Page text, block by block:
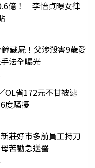
億！ 李怡貞曝女律
藏屍！父涉殺害9歲愛
法全曝光
OL省172元不甘被逮
度騷擾
莊好市多前員工持刀
苦勸急送醫